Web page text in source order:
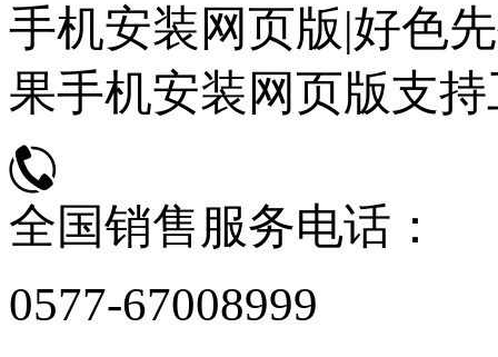
手机安装网页版|好色
果手机安装网页版支
全国销售服务电话：
0577-67008999